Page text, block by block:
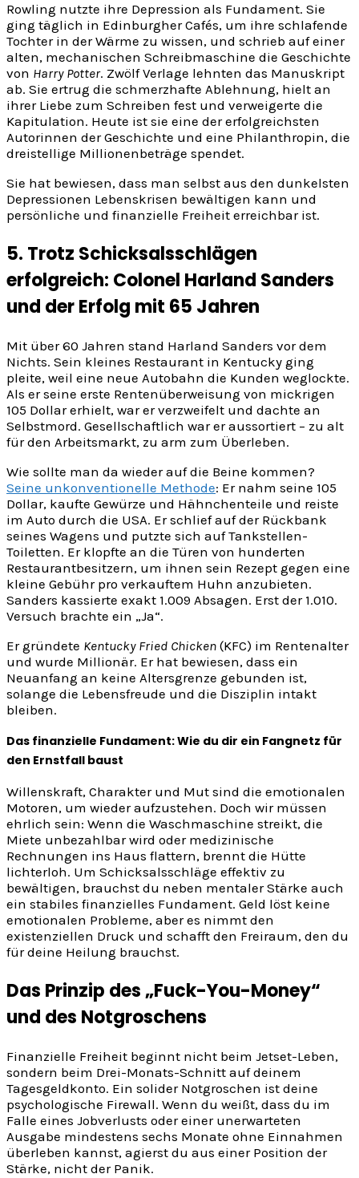
Rowling nutzte ihre Depression als Fundament. Sie
ging täglich in Edinburgher Cafés, um ihre schlafende
Tochter in der Wärme zu wissen, und schrieb auf einer
alten, mechanischen Schreibmaschine die Geschichte
von Harry Potter. Zwölf Verlage lehnten das Manuskript
ab. Sie ertrug die schmerzhafte Ablehnung, hielt an
ihrer Liebe zum Schreiben fest und verweigerte die
Kapitulation. Heute ist sie eine der erfolgreichsten
Autorinnen der Geschichte und eine Philanthropin, die
dreistellige Millionenbeträge spendet.
Sie hat bewiesen, dass man selbst aus den dunkelsten
Depressionen Lebenskrisen bewältigen kann und
persönliche und finanzielle Freiheit erreichbar ist.
5. Trotz Schicksalsschlägen
erfolgreich: Colonel Harland Sanders
und der Erfolg mit 65 Jahren
Mit über 60 Jahren stand Harland Sanders vor dem
Nichts. Sein kleines Restaurant in Kentucky ging
pleite, weil eine neue Autobahn die Kunden weglockte.
Als er seine erste Rentenüberweisung von mickrigen
105 Dollar erhielt, war er verzweifelt und dachte an
Selbstmord. Gesellschaftlich war er aussortiert – zu alt
für den Arbeitsmarkt, zu arm zum Überleben.
Wie sollte man da wieder auf die Beine kommen?
Seine unkonventionelle Methode: Er nahm seine 105
Dollar, kaufte Gewürze und Hähnchenteile und reiste
im Auto durch die USA. Er schlief auf der Rückbank
seines Wagens und putzte sich auf Tankstellen-
Toiletten. Er klopfte an die Türen von hunderten
Restaurantbesitzern, um ihnen sein Rezept gegen eine
kleine Gebühr pro verkauftem Huhn anzubieten.
Sanders kassierte exakt 1.009 Absagen. Erst der 1.010.
Versuch brachte ein „Ja“.
Er gründete Kentucky Fried Chicken (KFC) im Rentenalter
und wurde Millionär. Er hat bewiesen, dass ein
Neuanfang an keine Altersgrenze gebunden ist,
solange die Lebensfreude und die Disziplin intakt
bleiben.
Das finanzielle Fundament: Wie du dir ein Fangnetz für
den Ernstfall baust
Willenskraft, Charakter und Mut sind die emotionalen
Motoren, um wieder aufzustehen. Doch wir müssen
ehrlich sein: Wenn die Waschmaschine streikt, die
Miete unbezahlbar wird oder medizinische
Rechnungen ins Haus flattern, brennt die Hütte
lichterloh. Um Schicksalsschläge effektiv zu
bewältigen, brauchst du neben mentaler Stärke auch
ein stabiles finanzielles Fundament. Geld löst keine
emotionalen Probleme, aber es nimmt den
existenziellen Druck und schafft den Freiraum, den du
für deine Heilung brauchst.
Das Prinzip des „Fuck-You-Money“
und des Notgroschens
Finanzielle Freiheit beginnt nicht beim Jetset-Leben,
sondern beim Drei-Monats-Schnitt auf deinem
Tagesgeldkonto. Ein solider Notgroschen ist deine
psychologische Firewall. Wenn du weißt, dass du im
Falle eines Jobverlusts oder einer unerwarteten
Ausgabe mindestens sechs Monate ohne Einnahmen
überleben kannst, agierst du aus einer Position der
Stärke, nicht der Panik.